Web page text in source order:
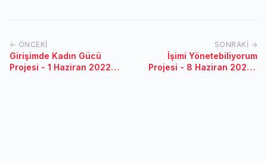
← ÖNCEKI
Girişimde Kadın Gücü
Projesi - 1 Haziran 2022 /
SONRAKI →
İşimi Yönetebiliyorum
Projesi - 8 Haziran 2022 /